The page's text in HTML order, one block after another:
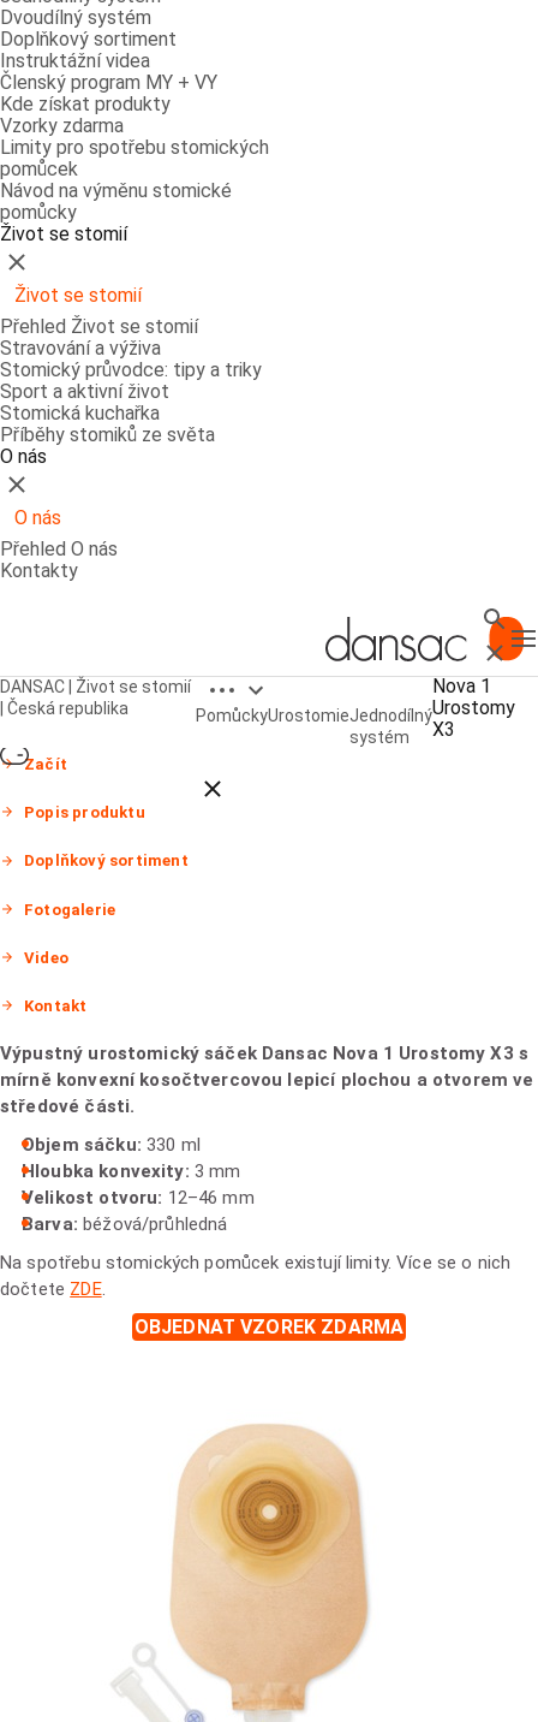
Dvoudílný systém
Doplňkový sortiment
Instruktážní videa
Členský program MY + VY
Kde získat produkty
Vzorky zdarma
Limity pro spotřebu stomických
pomůcek
Návod na výměnu stomické
pomůcky
Život se stomií
Zavřít
Život se stomií
Přehled Život se stomií
Stravování a výživa
Stomický průvodce: tipy a triky
Sport a aktivní život
Stomická kuchařka
Příběhy stomiků ze světa
O nás
Zavřít
O nás
Přehled O nás
Kontakty
Hledat
Zavřít
DANSAC | Život se stomií
| Česká republika
Open breadcrumbs
Close breadcrumbs
PomůckyUrostomieJednodílný
systém
Nova 1
Urostomy
X3
Nova 1 Urostomy X3
Začít
Popis produktu
Doplňkový sortiment
Fotogalerie
Video
Kontakt
Výpustný urostomický sáček Dansac Nova 1 Urostomy X3 s
mírně konvexní kosočtvercovou lepicí plochou a otvorem ve
středové části.
Objem sáčku: 330 ml
Hloubka konvexity: 3 mm
Velikost otvoru: 12–46 mm
Barva: béžová/průhledná
Na spotřebu stomických pomůcek existují limity. Více se o nich
dočtete ZDE.
OBJEDNAT VZOREK ZDARMA